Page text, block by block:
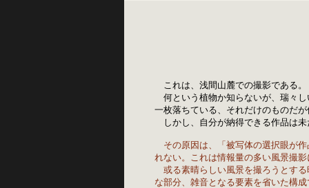
これは、浅間山麓での撮影である。
何という植物か知らないが、瑞々
一枚落ちている、それだけのものだ
しかし、自分が納得できる作品は
その原因は、「被写体の選択眼が
れない。これは情報量の
或る素晴らしい風景を撮ろうとす
な部分、雑音となる要素を省いた構